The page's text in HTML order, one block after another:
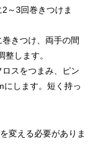
～3回巻きつけま
きつけ、両手の間
します。
スをつまみ、ピン
にします。短く持っ
変える必要がありま